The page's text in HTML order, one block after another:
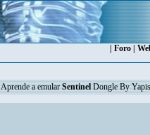
Foro|
a emular Sentinel Dongle By Yapis